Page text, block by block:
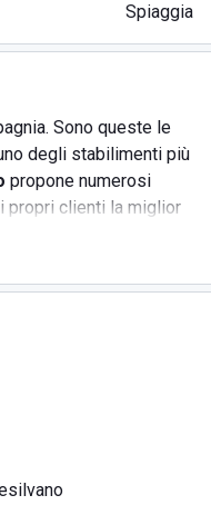
Spiaggia
Sono queste le
degli stabilimenti più
propone numerosi
propri clienti la miglior
Docce calde e